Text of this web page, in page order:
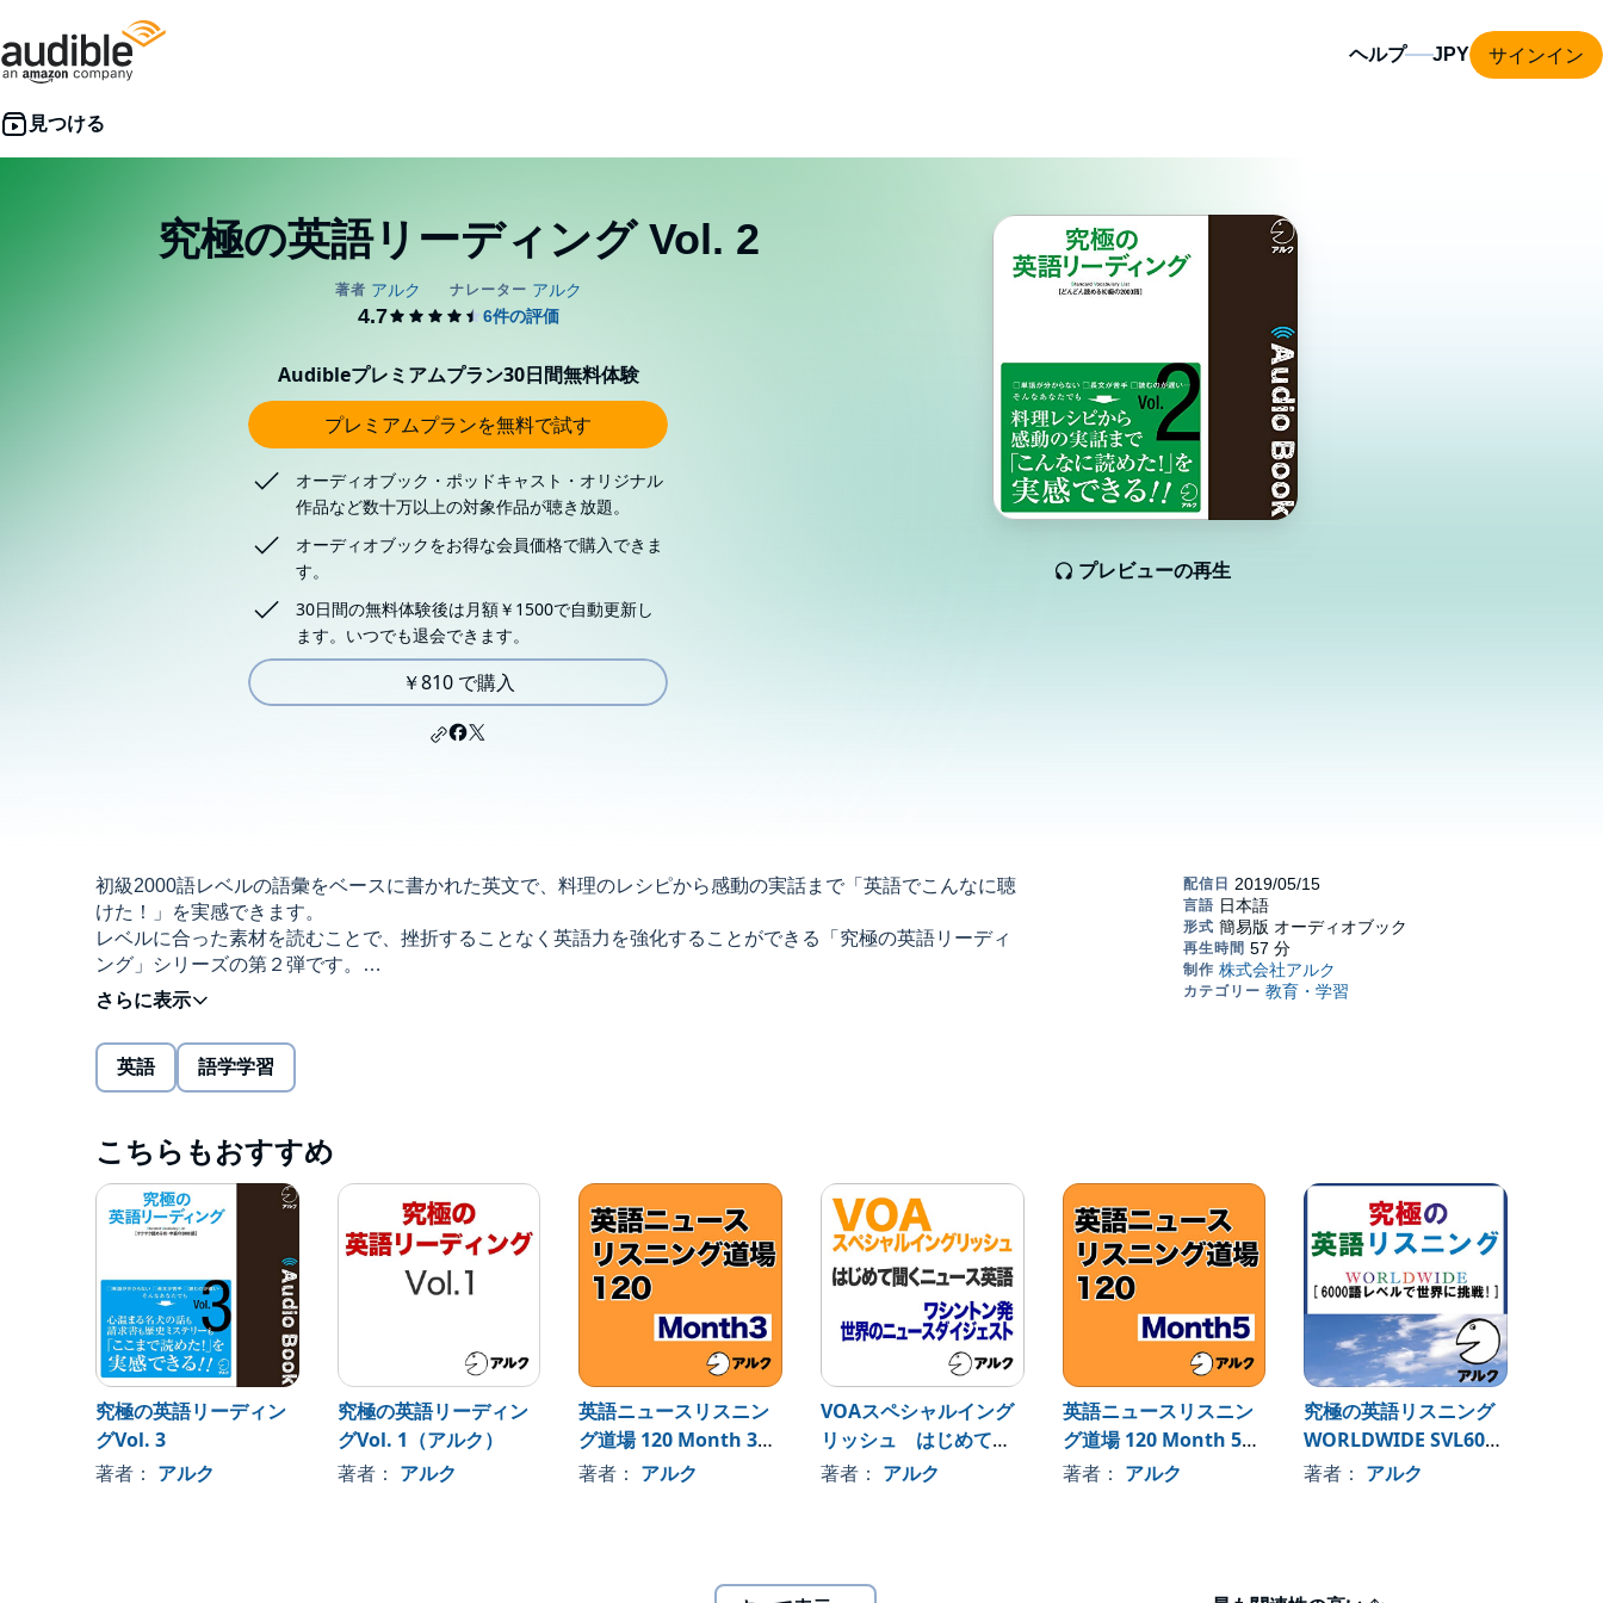
ヘルプ サインイン
究極の英語リーディング Vol. 2
プレビューの再生
Audibleプレミアムプラン30日間無料体験
プレミアムプランを無料で試す
オーディオブック・ポッドキャスト・オリジナル
作品など数十万以上の対象作品が聴き放題。
オーディオブックをお得な会員価格で購入できま
す。
30日間の無料体験後は月額￥1500で自動更新し
ます。いつでも退会できます。
￥810 で購入
初級2000語レベルの語彙をベースに書かれた英文で、料理のレシピから感動の実話まで「英語でこんなに聴
けた！」を実感できます。
レベルに合った素材を読むことで、挫折することなく英語力を強化することができる「究極の英語リーディ
ング」シリーズの第２弾です。
■語彙制限で「知らない単語」のストレスを軽減
本書に収録されている英文は、初級レベルの語彙2000語*をベースにして書かれています。1本当たり100語
～300語という聴きやすい長さなので、すき間時間を活用した学習にも適しています。
学習に使用する英文は、やさしい英語で書かれていると言っても決して子ども向けの内容ではありません。
エンターテインメント性の高い記事から、TOEIC(R)テストにも出題されるような実用性の高い英文まで、実
に多彩です。物語、エッセイ、実話を基にした記事、請求書、薬のラベルなど、1冊の中でさまざまなスタイ
ルやトピックの英文に触れることができます。
※対象レベル：初級から（英検4級／TOEIC TEST 300程度から）
※本商品は書籍のCD音声と同内容です。また、テキスト情報は含まれておりません。
＊SVL12000とは、アルクが長年蓄積してきた膨大な英文データから「日本人英語学習者にとっての有用
性」「ネイティブスピーカーの使用頻度」を基準に選び出した、12000語の重要英単語リスト、標準語彙水
準12000(Standard Vocabulary List[略称SVL12000])のこと。レベル1～12まで1000語ごとに定義されていま
す。
©2019 ALC PRESS INC.
英語 語学学習
こちらもおすすめ
究極の英語リーディン
グVol. 3
著者： アルク
究極の英語リーディン
グVol. 1（アルク）
著者： アルク
英語ニュースリスニン
グ道場 120 Month 3
（アルク）
著者： アルク
VOAスペシャルイング
リッシュ はじめて聞
くニュース英語 ワシ
著者： アルク
英語ニュースリスニン
グ道場 120 Month 5
（アルク）
著者： アルク
究極の英語リスニング
WORLDWIDE SVL6000
語レベルで世界に挑戦!
著者： アルク